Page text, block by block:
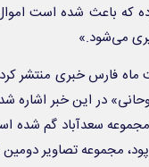
که باعث شده است
می‌شود.»
۳۱ اردیبهشت ماه فارس
در این خبر